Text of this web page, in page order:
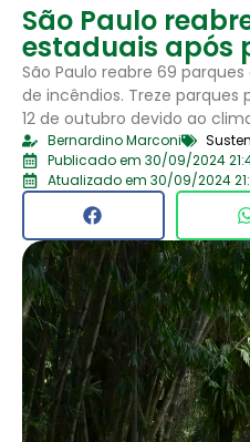
São Paulo
estaduais após
São Paulo reabre 69
de incêndios. Treze
12 de outubro devido ao
Bernardino Marconi
Publicado em 30/09/2024
Atualizado em 30/09/2024